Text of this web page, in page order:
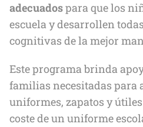
adecuadospara que los
escuela y desarrollen
cognitivas de la mejor
Este programa brinda
familias necesitadas para
uniformes, zapatos y
coste de un uniforme